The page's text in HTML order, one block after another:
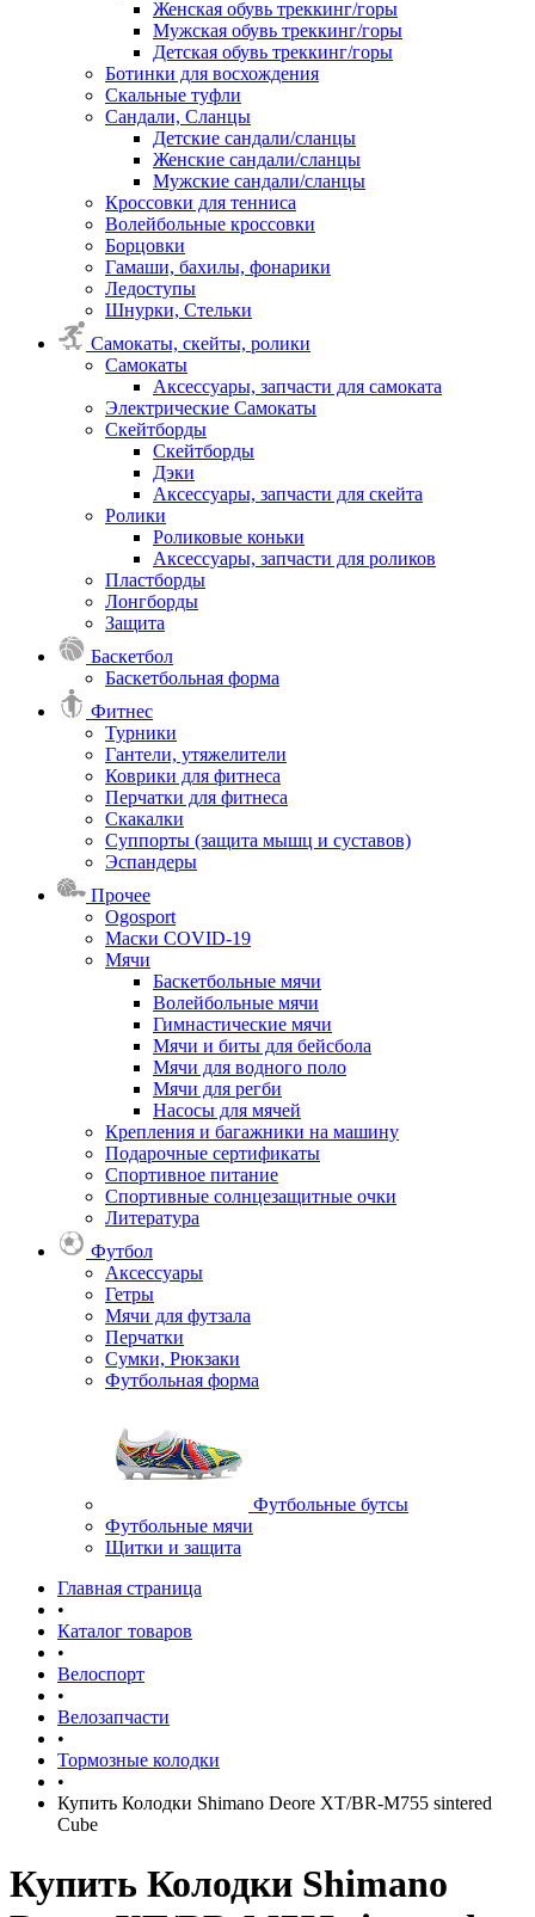
Женская обувь треккинг/горы
Мужская обувь треккинг/горы
Детская обувь треккинг/горы
Ботинки для восхождения
Скальные туфли
Сандали, Сланцы
Детские сандали/сланцы
Женские сандали/сланцы
Мужские сандали/сланцы
Кроссовки для тенниса
Волейбольные кроссовки
Борцовки
Гамаши, бахилы, фонарики
Ледоступы
Шнурки, Стельки
Самокаты, скейты, ролики
Самокаты
Аксессуары, запчасти для самоката
Электрические Самокаты
Скейтборды
Скейтборды
Дэки
Аксессуары, запчасти для скейта
Ролики
Роликовые коньки
Аксессуары, запчасти для роликов
Пластборды
Лонгборды
Защита
Баскетбол
Баскетбольная форма
Фитнес
Турники
Гантели, утяжелители
Коврики для фитнеса
Перчатки для фитнеса
Скакалки
Суппорты (защита мышц и суставов)
Эспандеры
Прочее
Ogosport
Маски COVID-19
Мячи
Баскетбольные мячи
Волейбольные мячи
Гимнастические мячи
Мячи и биты для бейсбола
Мячи для водного поло
Мячи для регби
Насосы для мячей
Крепления и багажники на машину
Подарочные сертификаты
Спортивное питание
Спортивные солнцезащитные очки
Литература
Футбол
Аксессуары
Гетры
Мячи для футзала
Перчатки
Сумки, Рюкзаки
Футбольная форма
Футбольные бутсы
Футбольные мячи
Щитки и защита
Главная страница
•
Каталог товаров
•
Велоспорт
•
Велозапчасти
•
Тормозные колодки
•
Купить Колодки Shimano Deore XT/BR-M755 sintered
Cube
Купить Колодки Shimano